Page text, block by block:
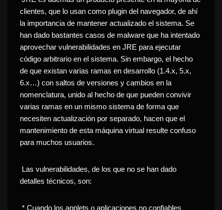
clientes, que lo usan como plugin del navegador, de ahí
la importancia de mantener actualizado el sistema. Se
han dado bastantes casos de malware que ha intentado
aprovechar vulnerabilidades en JRE para ejecutar
código arbitrario en el sistema. Sin embargo, el hecho
de que existan varias ramas en desarrollo (1.4.x, 5.x,
6.x…) con saltos de versiones y cambios en la
nomenclatura, unido al hecho de que pueden convivir
varias ramas en un mismo sistema de forma que
necesiten actualización por separado, hacen que el
mantenimiento de esta máquina virtual resulte confuso
para muchos usuarios.
Las vulnerabilidades, de los que no se han dado
detalles técnicos, son:
* Cuando los applets o aplicaciones no confiables